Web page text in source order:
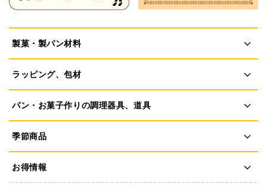
製菓・製パン材料
ラッピング、包材
パン・お菓子作りの調理器具、道具
季節商品
お得情報